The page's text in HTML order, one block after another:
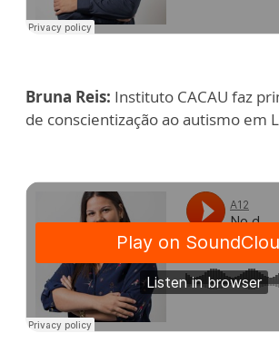
Bruna Reis: Instituto CACAU faz
de conscientização ao autismo em